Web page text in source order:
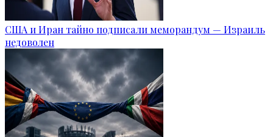
США и Иран тайно подписали меморандум — Израиль
недоволен